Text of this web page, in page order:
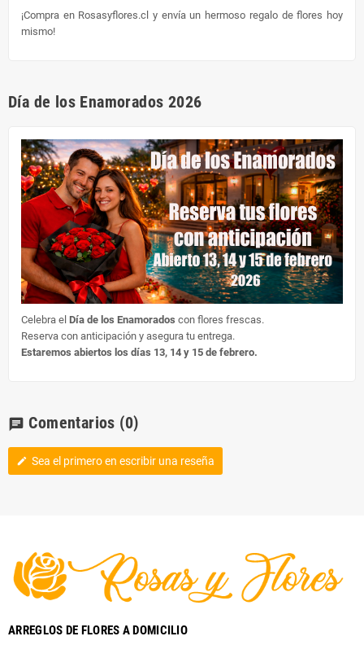
¡Compra en Rosasyflores.cl y envía un hermoso regalo de flores hoy
mismo!
Día de los Enamorados 2026
Celebra el Día de los Enamorados con flores frescas.
Reserva con anticipación y asegura tu entrega.
Estaremos abiertos los días 13, 14 y 15 de febrero.
chat Comentarios (0)
edit Sea el primero en escribir una reseña
ARREGLOS DE FLORES A DOMICILIO